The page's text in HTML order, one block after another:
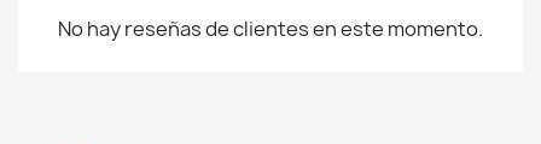
No hay reseñas de clientes en este momento.